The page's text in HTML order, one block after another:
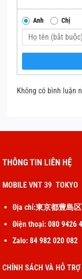
Anh Chị
Không có bình luận
THÔNG TIN LIÊN HỆ
MOBILE VNT 39 TOKYO
Địa chỉ:東京都豊島
Điện thoại: 080 9426
Zalo: 84 982 020 082
CHÍNH SÁCH VÀ HỖ TRỢ